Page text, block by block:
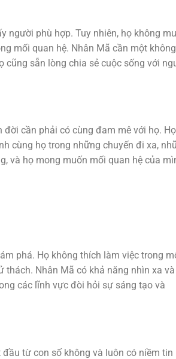
người phù hợp. Tuy nhiên, họ không
mối quan hệ. Nhân Mã cần một không
cũng sẵn lòng chia sẻ cuộc sống với
cần phải có cùng đam mê với họ.
cùng họ trong những chuyến đi xa,
và họ mong muốn mối quan hệ của
phá. Họ không thích làm việc trong
Nhân Mã có khả năng nhìn xa và
các lĩnh vực đòi hỏi sự sáng tạo và
từ con số không và luôn có niềm tin